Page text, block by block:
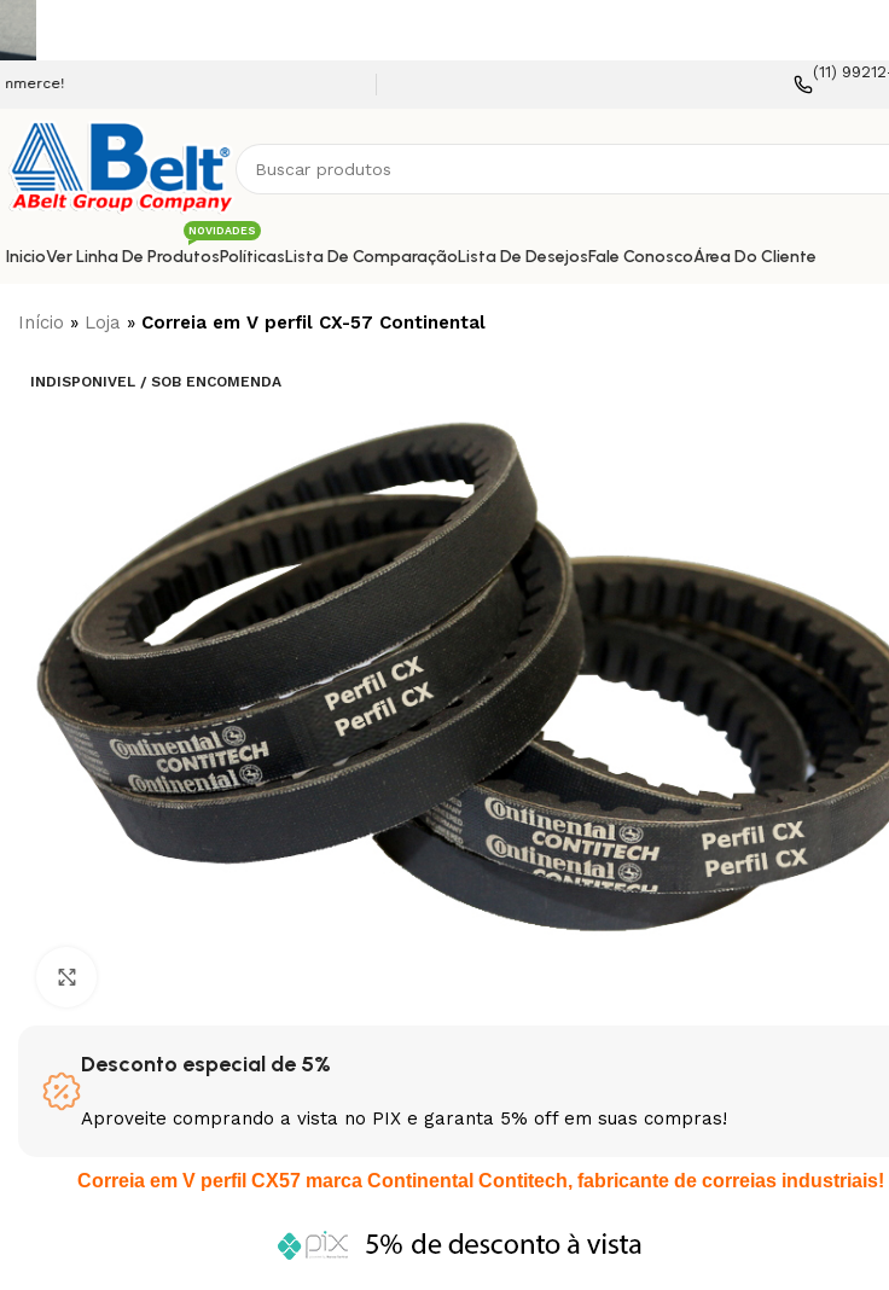
(11)
InicioVer Linha De Produtos
NOVIDADES
3L 3VX 5V
A AX B BX
D
PolíticasLista De ComparaçãoLista De DesejosFale ConoscoÁrea Do Cliente
Início » Loja » Correia em V perfil CX-57 Continental
INDISPONIVEL / SOB ENCOMENDA
Desconto especial de 5%
Aproveite comprando a vista no PIX e garanta 5% off em suas compras!
Correia em V perfil CX57 marca Continental Contitech, fabricante de correias industriais!